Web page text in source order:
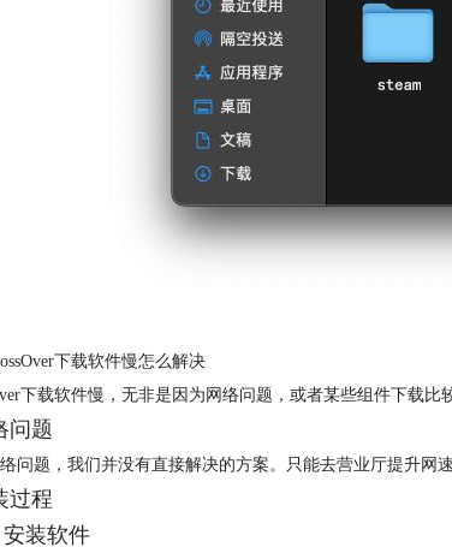
下载软件慢怎么解决
下载软件慢，无非是因为网络问题，或者某些组件下载
问题
问题，我们并没有直接解决的方案。只能去营业厅提升网
过程
安装软件